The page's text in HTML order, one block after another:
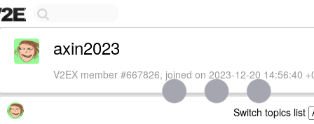
axin2023
V2EX member #667826, joined on 2023-12-20 14:56:40
Switch topics list